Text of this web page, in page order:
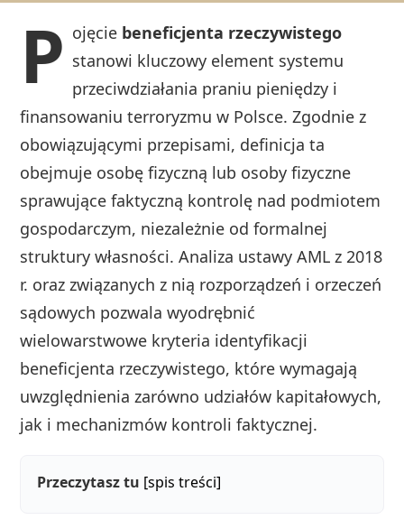
P ojęcie beneficjenta rzeczywistego
stanowi kluczowy element systemu
przeciwdziałania praniu pieniędzy i
finansowaniu terroryzmu w Polsce. Zgodnie z
obowiązującymi przepisami, definicja ta
obejmuje osobę fizyczną lub osoby fizyczne
sprawujące faktyczną kontrolę nad podmiotem
gospodarczym, niezależnie od formalnej
struktury własności. Analiza ustawy AML z 2018
r. oraz związanych z nią rozporządzeń i orzeczeń
sądowych pozwala wyodrębnić
wielowarstwowe kryteria identyfikacji
beneficjenta rzeczywistego, które wymagają
uwzględnienia zarówno udziałów kapitałowych,
jak i mechanizmów kontroli faktycznej.
Przeczytasz tu [spis treści]